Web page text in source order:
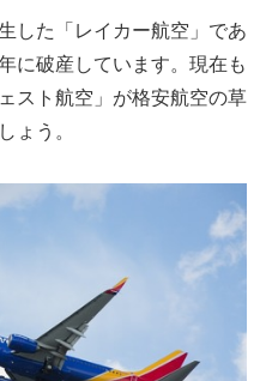
した「レイカー航空」であ
に破産しています。現在も
スト航空」が格安航空の草
ょう。